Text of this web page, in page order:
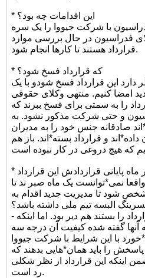
* این اقدامات چه بود؟
با شرکت جیووا را یک سره
فدراسیون در حال بررسی موارد
قرارداد هستند تا کارها انجام شود.
* که قرارداد فسخ شود؟
دارد این قرارداد فسخ شودو با یک
امضا کنیم. منتهی وکلای حقوقی
را به سمتی برای فسخ ببرند که
و حتی شرکت مذکور نشود. به
صادقانه جنس خود را به مدیران
و قرارداد بسته*اند. باز هم
* اصرار کفاشیان برای اینکه در ماه پایانی قراردادش این قرارداد
نمی*توانست یک ماه صبر ند تا
شود تا مدیریت جدید اقدام به
البسه تیم ملی داشته باشد؟
- دیر شده بود. آن موقع که قرارداد را بستند هم دیر بود. اما اینکه
به آنها گفته شده کیفیت آن درجه سه
با این شرایط با شرکت جیووا
را باید همان*هایی بدهند که
اینکه این قرارداد از نظر شکلی
رد است.